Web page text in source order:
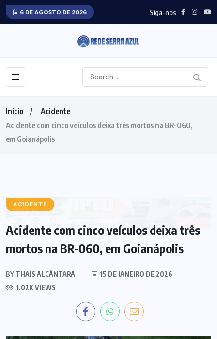
6 DE AGOSTO DE 2026 Siga-nos
Início
Acidente
Acidente com cinco veículos deixa três mortos na BR-060,
em Goianápolis
ACIDENTE
Acidente com cinco veículos deixa três
mortos na BR-060, em Goianápolis
BY THAÍS ALCÂNTARA
15 DE JANEIRO DE 2026
1.02K VIEWS